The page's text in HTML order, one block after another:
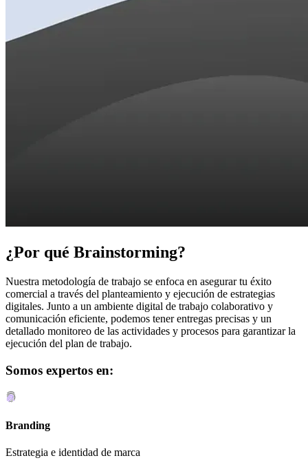
¿Por qué Brainstorming?
Nuestra metodología de trabajo se enfoca en asegurar tu éxito
comercial a través del planteamiento y ejecución de estrategias
digitales. Junto a un ambiente digital de trabajo colaborativo y
comunicación eficiente, podemos tener entregas precisas y un
detallado monitoreo de las actividades y procesos para garantizar la
ejecución del plan de trabajo.
Somos expertos en:
Branding
Estrategia e identidad de marca